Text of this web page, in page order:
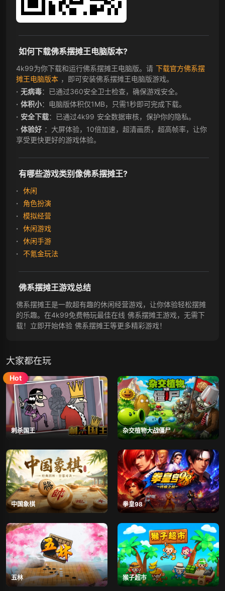
如何下载佛系摆摊王电脑版本?
4k99为你下载和运行佛系摆摊王电脑版。请 下载官方佛系摆
摊王电脑版本 ，即可安装佛系摆摊王电脑版游戏。
无病毒：已通过360安全卫士检查，确保游戏安全。
体积小：电脑版体积仅1MB，只需1秒即可完成下载。
安全下载：已通过4k99 安全数据审核，保护你的隐私。
体验好 ：大屏体验，10倍加速，超清画质，超高帧率，让你
享受更快更好的游戏体验。
有哪些游戏类别像佛系摆摊王?
休闲
角色扮演
模拟经营
休闲游戏
休闲手游
不氪金玩法
佛系摆摊王游戏总结
佛系摆摊王是一款超有趣的休闲经营游戏，让你体验轻松摆摊
的乐趣。在4k99免费畅玩最佳在线 佛系摆摊王游戏，无需下
载！立即开始体验 佛系摆摊王等更多精彩游戏！
大家都在玩
刺杀国王 杂交植物大战僵尸
中国象棋 拳皇98
五林 猴子超市